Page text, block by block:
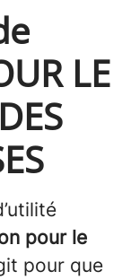
LE
pour le
pour que